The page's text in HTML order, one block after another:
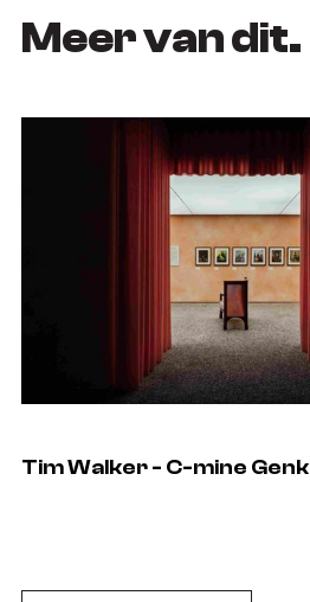
Meer van dit.
Tim Walker - C-mine Genk